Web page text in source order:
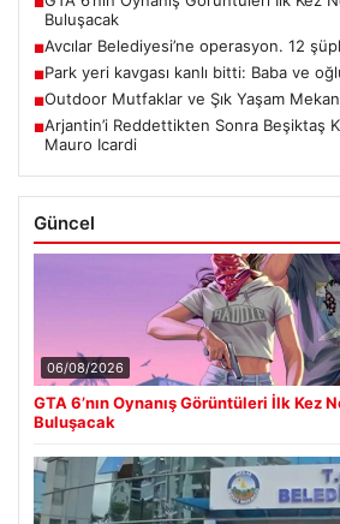
Buluşacak
■Avcılar Belediyesi’ne operasyon. 12
■Park yeri kavgası kanlı bitti: Baba ve
■Outdoor Mutfaklar ve Şık Yaşam
■Arjantin’i Reddettikten Sonra Beşiktaş
Mauro Icardi
Güncel
06/08/2026
GTA 6’nın Oynanış Görüntüleri İlk Kez
Buluşacak